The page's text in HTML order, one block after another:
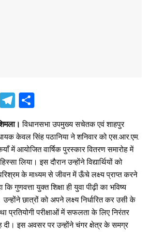
W T
el
e
gr
a
m
ar
e
विधानसभा उपमुख्य सचेतक एवं शाहपुर
केवल सिंह पठानिया ने शनिवार को एस.आर.एम.
में आयोजित वार्षिक पुरस्कार वितरण समारोह में
लिया। इस दौरान उन्होंने विद्यार्थियों को
के माध्यम से जीवन में ऊँचे लक्ष्य प्राप्त करने
गुणवत्ता युक्त शिक्षा ही युवा पीढ़ी का भविष्य
छात्रों को अपने लक्ष्य निर्धारित कर उसी के
प्रतियोगी परीक्षाओं में सफलता के लिए निरंतर
इस अवसर पर उन्होंने चंगर क्षेत्र के समग्र